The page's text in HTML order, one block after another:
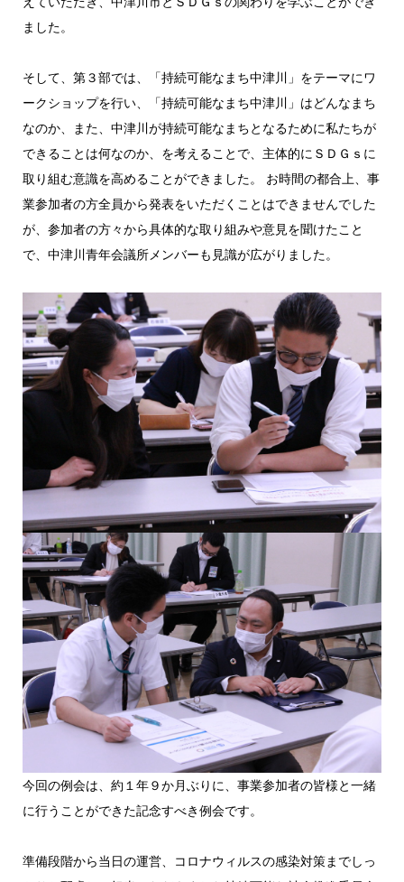
ました。
そして、第３部では、「持続可能なまち中津川」をテーマにワ
ークショップを行い、「持続可能なまち中津川」はどんなまち
なのか、また、中津川が持続可能なまちとなるために私たちが
できることは何なのか、を考えることで、主体的にＳＤＧｓに
取り組む意識を高めることができました。 お時間の都合上、事
業参加者の方全員から発表をいただくことはできませんでした
が、参加者の方々から具体的な取り組みや意見を聞けたこと
で、中津川青年会議所メンバーも見識が広がりました。
今回の例会は、約１年９か月ぶりに、事業参加者の皆様と一緒
に行うことができた記念すべき例会です。
準備段階から当日の運営、コロナウィルスの感染対策までしっ